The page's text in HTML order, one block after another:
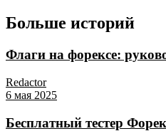
Больше историй
Флаги на форексе:
Redactor
6 мая 2025
Бесплатный тестер